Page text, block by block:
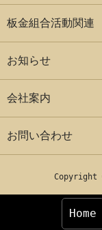
板金組合活動関連
お知らせ
会社案内
お問い合わせ
Copyright
Home